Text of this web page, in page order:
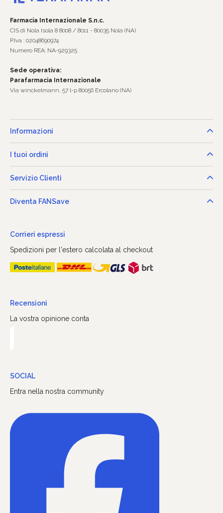
Farmacia Internazionale S.n.c.
CIS di Nola Isola 8 8008 / 8011 - 80035 Nola (NA)
P.Iva : 02048690974
Numero REA: NA-929325
Sede operativa:
Parafarmacia Internazionale
Via winckelmann, 57 l-p 80056 Ercolano (NA)
Informazioni
I tuoi ordini
Servizio Clienti
Diventa FANSave
Corrieri espressi
Spedizioni per l'estero calcolata al checkout
Recensioni
La vostra opinione conta
SOCIAL
Entra nella nostra community